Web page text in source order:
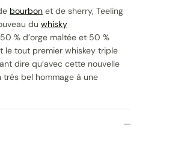
bourbon et de sherry, Teeling
du whisky
% d’orge maltée et 50 %
le tout premier whiskey triple
dire qu’avec cette nouvelle
très bel hommage à une